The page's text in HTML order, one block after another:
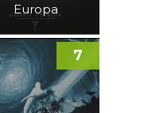
Europa
7